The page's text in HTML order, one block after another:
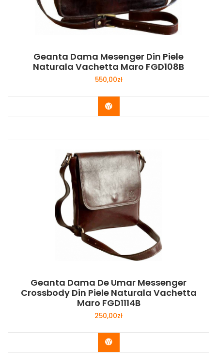
Geanta Dama Mesenger Din Piele
Naturala Vachetta Maro FGD108B
550,00zł
Buy Now
Geanta Dama De Umar Messenger
Crossbody Din Piele Naturala Vachetta
Maro FGD1114B
250,00zł
Buy Now